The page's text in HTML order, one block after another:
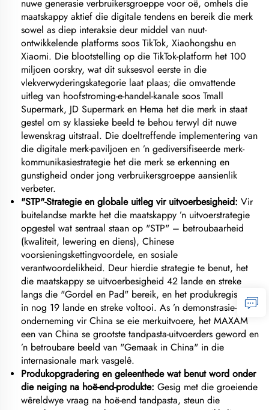
nuwe generasie verbruikersgroeppe voor oë, omhels die
maatskappy aktief die digitale tendens en bereik die merk
sowel as diep interaksie deur middel van nuut-
ontwikkelende platforms soos TikTok, Xiaohongshu en
Xiaomi. Die blootstelling op die TikTok-platform het 100
miljoen oorskry, wat dit suksesvol eerste in die
vlekverwyderingskategorie laat plaas; die omvattende
uitleg van hoofstroming-e-handel-kanale soos Tmall
Supermark, JD Supermark en Hema het die merk in staat
gestel om sy klassieke beeld te behou terwyl dit nuwe
lewenskrag uitstraal. Die doeltreffende implementering van
die digitale merk-paviljoen en ’n gediversifiseerde merk-
kommunikasiestrategie het die merk se erkenning en
gunstigheid onder jong verbruikersgroeppe aansienlik
verbeter.
"STP"-Strategie en globale uitleg vir uitvoerbesigheid: Vir
buitelandse markte het die maatskappy ’n uitvoerstrategie
opgestel wat sentraal staan op "STP" – betroubaarheid
(kwaliteit, lewering en diens), Chinese
voorsieningskettingvoordele, en sosiale
verantwoordelikheid. Deur hierdie strategie te benut, het
die maatskappy se uitvoerbesigheid 42 lande en streke
langs die "Gordel en Pad" bereik, en het produkregistrasie
in nog 19 lande en streke voltooi. As ’n demonstrasie-
onderneming vir China se eie merkuitvoere, het MAXAM
een van China se grootste tandpasta-uitvoerders geword en
’n betroubare beeld van "Gemaak in China" in die
internasionale mark vasgelê.
Produkopgradering en geleenthede wat benut word onder
die neiging na hoë-end-produkte: Gesig met die groeiende
wêreldwye vraag na hoë-end tandpasta, steun die